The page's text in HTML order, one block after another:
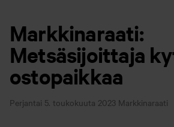
Markkinaraati:
Metsäsijoittaja
ostopaikkaa
Perjantai 5. toukokuuta 2023 Markkinaraati